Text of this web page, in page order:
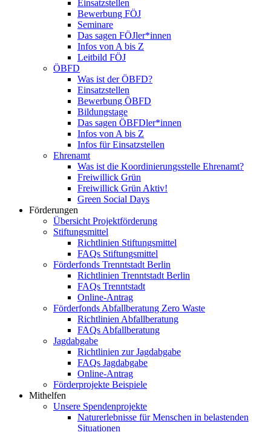
Einsatzstellen
Bewerbung FÖJ
Seminare
Das sagen FÖJler*innen
Infos von A bis Z
Leitbild FÖJ
ÖBFD
Was ist der ÖBFD?
Einsatzstellen
Bewerbung ÖBFD
Bildungstage
Das sagen ÖBFDler*innen
Infos von A bis Z
Infos für Einsatzstellen
Ehrenamt
Was ist die Koordinierungsstelle Ehrenamt?
Freiwillick Grün
Freiwillick Grün Aktiv!
Green Social Days
Förderungen
Übersicht Projektförderung
Stiftungsmittel
Richtlinien Stiftungsmittel
FAQs Stiftungsmittel
Förderfonds Trenntstadt Berlin
Richtlinien Trenntstadt Berlin
FAQs Trenntstadt
Online-Antrag
Förderfonds Abfallberatung Zero Waste
Richtlinien Abfallberatung
FAQs Abfallberatung
Jagdabgabe
Richtlinien zur Jagdabgabe
FAQs Jagdabgabe
Online-Antrag
Förderprojekte Beispiele
Mithelfen
Unsere Spendenprojekte
Naturerlebnisse für Menschen in belastenden
Situationen